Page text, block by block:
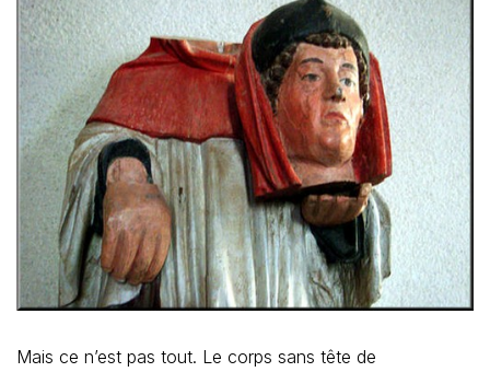
Mais ce n’est pas tout. Le corps sans tête de